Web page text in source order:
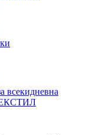
всекидневна